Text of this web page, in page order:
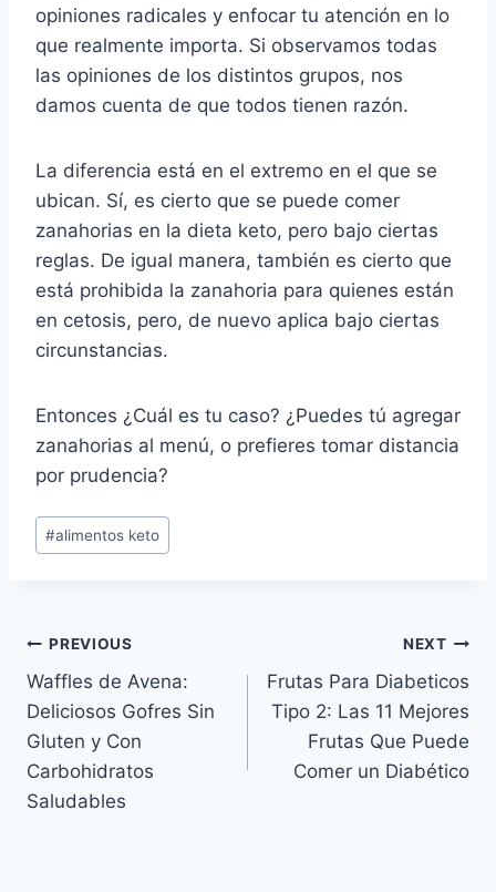
opiniones radicales y enfocar tu atención en lo
que realmente importa. Si observamos todas
las opiniones de los distintos grupos, nos
damos cuenta de que todos tienen razón.
La diferencia está en el extremo en el que se
ubican. Sí, es cierto que se puede comer
zanahorias en la dieta keto, pero bajo ciertas
reglas. De igual manera, también es cierto que
está prohibida la zanahoria para quienes están
en cetosis, pero, de nuevo aplica bajo ciertas
circunstancias.
Entonces ¿Cuál es tu caso? ¿Puedes tú agregar
zanahorias al menú, o prefieres tomar distancia
por prudencia?
Post
Tags:
#alimentos keto
Post
navigation
PREVIOUS
Waffles de Avena:
Deliciosos Gofres Sin
Gluten y Con
Carbohidratos
Saludables
NEXT
Frutas Para Diabeticos
Tipo 2: Las 11 Mejores
Frutas Que Puede
Comer un Diabético